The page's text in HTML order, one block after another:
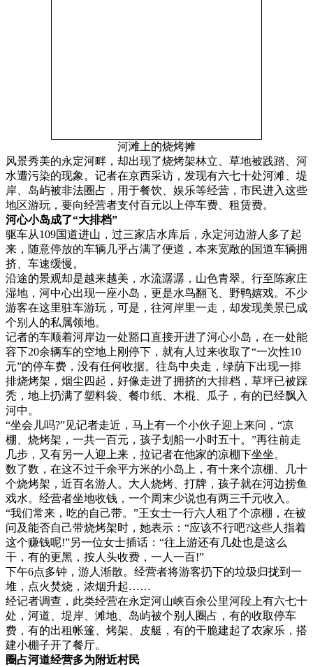
河滩上的烧烤摊
风景秀美的永定河畔，却出现了烧烤架林立、草地被践踏、河
水遭污染的现象。记者在京西采访，发现有六七十处河滩、堤
岸、岛屿被非法圈占，用于餐饮、娱乐等经营，市民进入这些
地区游玩，要向经营者支付百元以上停车费、租赁费。
河心小岛成了“大排档”
驱车从109国道进山，过三家店水库后，永定河边游人多了起
来，随意停放的车辆几乎占满了便道，本来宽敞的国道车辆拥
挤、车速缓慢。
沿途的景观却是越来越美，水流潺潺，山色青翠。行至陈家庄
湿地，河中心出现一座小岛，更是水鸟翻飞、野鸭嬉戏。不少
游客在这里驻车游玩，可是，往河岸里一走，却发现美景已成
个别人的私属领地。
记者的车顺着河岸边一处豁口直接开进了河心小岛，在一处能
容下20余辆车的空地上刚停下，就有人过来收取了“一次性10
元”的停车费，没有任何收据。往岛中央走，绿荫下出现一排
排烧烤架，烟尘四起，好像走进了拥挤的大排档，草坪已被踩
秃，地上扔满了塑料袋、餐巾纸、木棍、瓜子，有的已经飘入
河中。
“坐会儿吗?”见记者走近，马上有一个小伙子迎上来问，“凉
棚、烧烤架，一共一百元，孩子划船一小时五十。”再往前走
几步，又有另一人迎上来，拉记者在他家的凉棚下坐坐。
数了数，在这不过千余平方米的小岛上，有十来个凉棚、几十
个烧烤架，近百名游人。大人烧烤、打牌，孩子就在河边捞鱼
戏水。经营者坐地收钱，一个周末少说也有两三千元收入。
“我们常来，吃的自己带。”王女士一行六人租了个凉棚，在被
问及能否自己带烧烤架时，她表示：“应该不行吧?这些人指着
这个赚钱呢!”另一位女士插话：“往上游还有几处也是这么
干，有的更黑，按人头收费，一人一百!”
下午6点多钟，游人渐散。经营者将游客扔下的垃圾归拢到一
堆，点火焚烧，浓烟升起……
经记者调查，此类经营在永定河山峡百余公里河段上有六七十
处，河道、堤岸、滩地、岛屿被个别人圈占，有的收取停车
费，有的出租帐篷、烤架、皮艇，有的干脆建起了农家乐，搭
建小棚子开了餐厅。
圈占河道经营多为附近村民